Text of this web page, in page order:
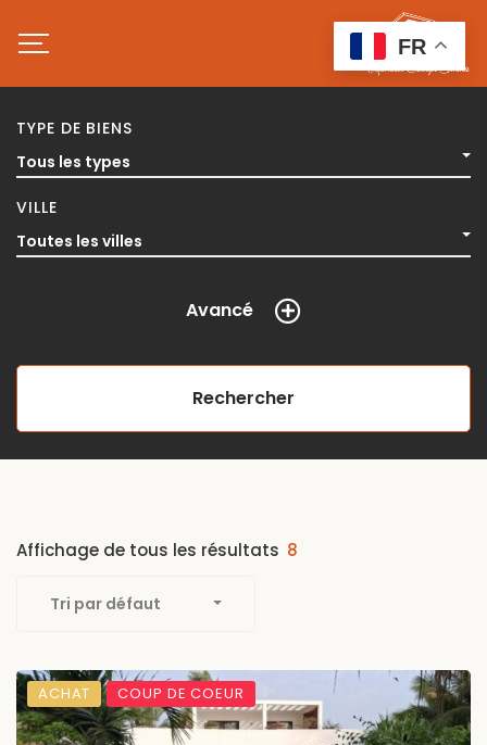
TYPE DE BIENS
Tous les types
VILLE
Toutes les villes
Avancé
Rechercher
Affichage de tous les résultats 8
Tri par défaut
ACHAT COUP DE COEUR
FR